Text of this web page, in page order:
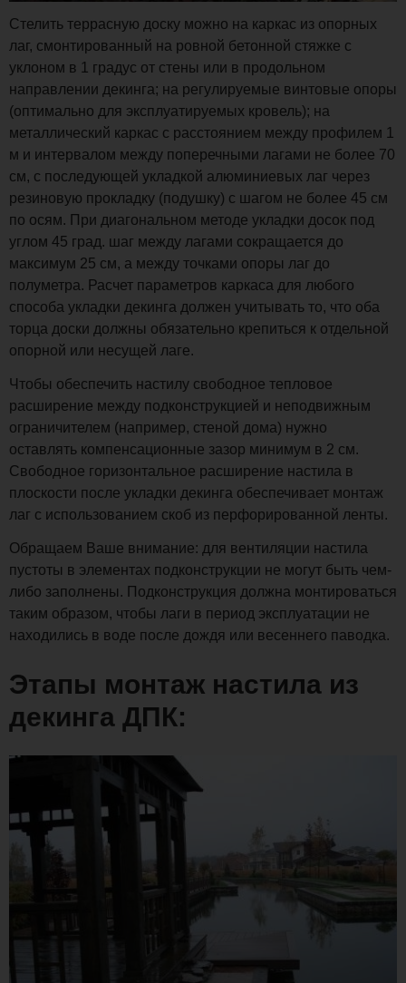
Стелить террасную доску можно на каркас из опорных
лаг, смонтированный на ровной бетонной стяжке с
уклоном в 1 градус от стены или в продольном
направлении декинга; на регулируемые винтовые опоры
(оптимально для эксплуатируемых кровель); на
металлический каркас с расстоянием между профилем 1
м и интервалом между поперечными лагами не более 70
см, с последующей укладкой алюминиевых лаг через
резиновую прокладку (подушку) с шагом не более 45 см
по осям. При диагональном методе укладки досок под
углом 45 град. шаг между лагами сокращается до
максимум 25 см, а между точками опоры лаг до
полуметра. Расчет параметров каркаса для любого
способа укладки декинга должен учитывать то, что оба
торца доски должны обязательно крепиться к отдельной
опорной или несущей лаге.
Чтобы обеспечить настилу свободное тепловое
расширение между подконструкцией и неподвижным
ограничителем (например, стеной дома) нужно
оставлять компенсационные зазор минимум в 2 см.
Свободное горизонтальное расширение настила в
плоскости после укладки декинга обеспечивает монтаж
лаг с использованием скоб из перфорированной ленты.
Обращаем Ваше внимание: для вентиляции настила
пустоты в элементах подконструкции не могут быть чем-
либо заполнены. Подконструкция должна монтироваться
таким образом, чтобы лаги в период эксплуатации не
находились в воде после дождя или весеннего паводка.
Этапы монтаж настила из
декинга ДПК: